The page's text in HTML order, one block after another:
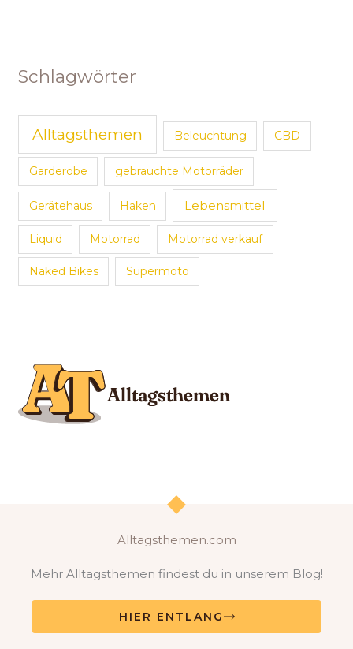
Schlagwörter
Alltagsthemen Beleuchtung CBD
Garderobe gebrauchte Motorräder
Gerätehaus Haken Lebensmittel
Liquid Motorrad Motorrad verkauf
Naked Bikes Supermoto
Alltagsthemen.com
Mehr Alltagsthemen findest du in unserem Blog!
HIER ENTLANG